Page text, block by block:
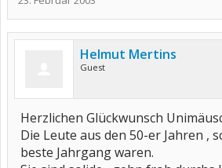
Helmut Mertins
Guest
Herzlichen Glückwunsch
Die Leute aus den 50-er Jahren ,
beste Jahrgang waren.